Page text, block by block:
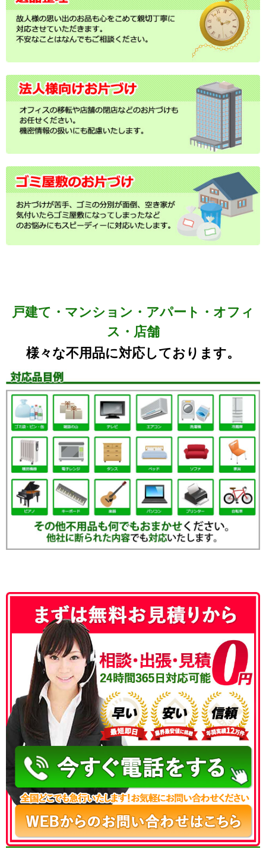
戸建て・マンション・アパート・オフィ
ス・店舗
様々な不用品に対応しております。
050-3186-4780